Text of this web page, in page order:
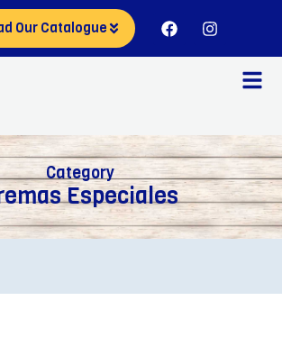
Our Catalogue
Category
Especiales